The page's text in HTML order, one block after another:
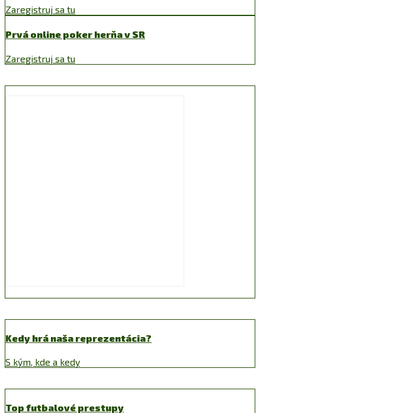
Zaregistruj sa tu
Prvá online poker herňa v SR
Zaregistruj sa tu
Kedy hrá naša reprezentácia?
S kým, kde a kedy
Top futbalové prestupy